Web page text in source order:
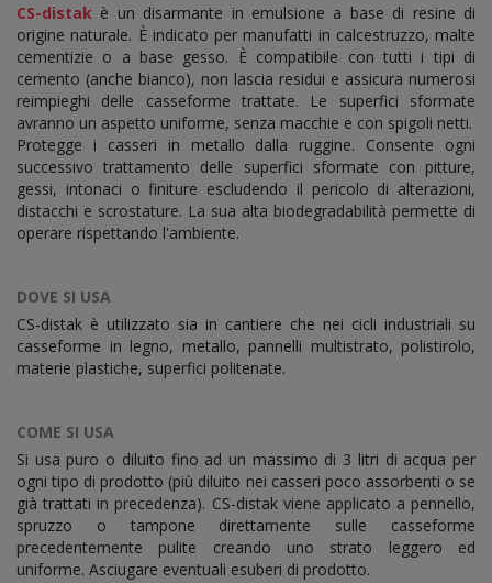
CS-distak è un disarmante in emulsione a base di resine di
origine naturale. È indicato per manufatti in calcestruzzo, malte
cementizie o a base gesso. È compatibile con tutti i tipi di
cemento (anche bianco), non lascia residui e assicura numerosi
reimpieghi delle casseforme trattate. Le superfici sformate
avranno un aspetto uniforme, senza macchie e con spigoli netti.
Protegge i casseri in metallo dalla ruggine. Consente ogni
successivo trattamento delle superfici sformate con pitture,
gessi, intonaci o finiture escludendo il pericolo di alterazioni,
distacchi e scrostature. La sua alta biodegradabilità permette di
operare rispettando l'ambiente.
DOVE SI USA
CS-distak è utilizzato sia in cantiere che nei cicli industriali su
casseforme in legno, metallo, pannelli multistrato, polistirolo,
materie plastiche, superfici politenate.
COME SI USA
Si usa puro o diluito fino ad un massimo di 3 litri di acqua per
ogni tipo di prodotto (più diluito nei casseri poco assorbenti o se
già trattati in precedenza). CS-distak viene applicato a pennello,
spruzzo o tampone direttamente sulle casseforme
precedentemente pulite creando uno strato leggero ed
uniforme. Asciugare eventuali esuberi di prodotto.